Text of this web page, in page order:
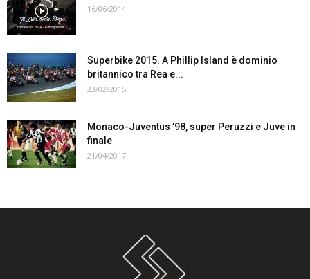
16/06/2014
Superbike 2015. A Phillip Island è dominio
britannico tra Rea e...
23/02/2015
Monaco-Juventus ’98, super Peruzzi e Juve in
finale
21/04/2017